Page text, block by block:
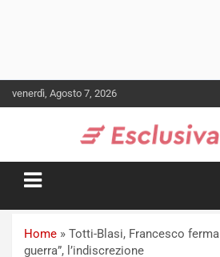
to
venerdì, Agosto 7, 2026
Home » Totti-Blasi, Francesco
guerra”, l’indiscrezione